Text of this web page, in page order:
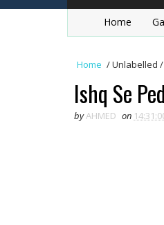
Home
Home /Unlabelled /
Ishq Se
byAHMED on